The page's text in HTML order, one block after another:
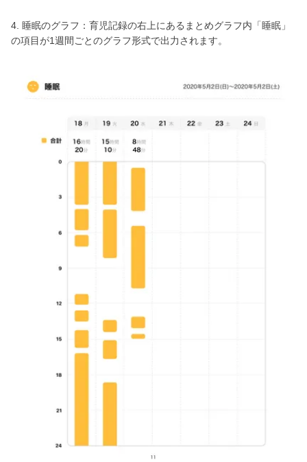
4. 睡眠のグラフ：育児記録の右上にあるまとめグラフ内「睡眠」
の項目が1週間ごとのグラフ形式で出力されます。